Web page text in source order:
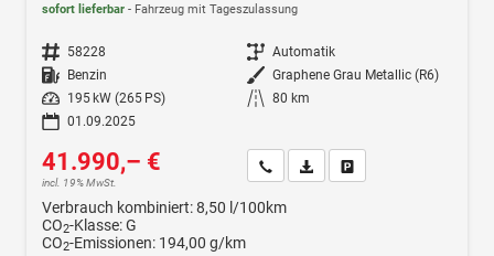
sofort lieferbar Fahrzeug mit Tageszulassung
Fahrzeugnr. 58228 Getriebe Automatik
Kraftstoff Benzin Außenfarbe Graphene Grau Metallic (R6)
Leistung
195 kW (265 PS) Kilometerstand 80 km
01.09.2025
41.990,– €
incl. 19% MwSt.
Wir rufen Sie anFahrzeugexposé (PDF)
Verbrauch kombiniert:8,50 l/100km
CO2-Klasse:G
CO2-Emissionen: 194,00 g/km